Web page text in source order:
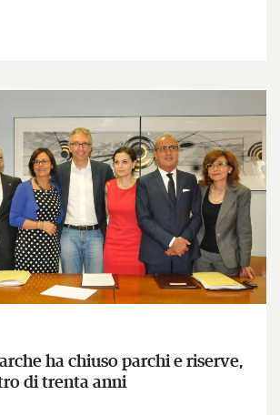
ha chiuso parchi e riserve,
di trenta anni